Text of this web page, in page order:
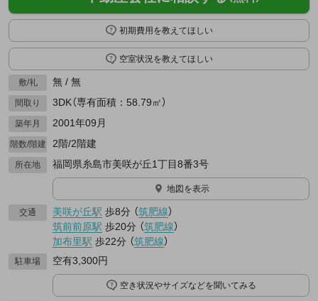
初期費用を教えてほしい
空室状況を教えてほしい
敷/礼 無 / 無
間取り 3DK（専有面積：58.79㎡）
築年月 2001年09月
階数/階建 2階/2階建
所在地 福岡県糸島市美咲が丘1丁目8番3号
地図を表示
交通 美咲が丘駅 歩8分 （筑肥線）
筑前前原駅 歩20分 （筑肥線）
加布里駅 歩22分 （筑肥線）
駐車場 空有3,300円
空き状況やサイズなどを聞いてみる